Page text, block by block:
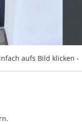
aufs Bild klicken -